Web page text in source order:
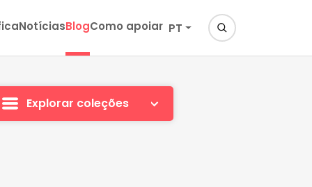
NotíciasBlogComo apoiar PT
Explorar coleções